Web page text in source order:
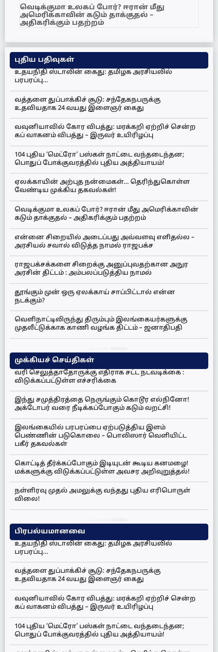
வெடிக்குமா உலகப் போர்? ஈரான் மீது
அமெரிக்காவின் கடும் தாக்குதல் –
அதிகரிக்கும் பதற்றம்
புதிய பதிவுகள்
உதயநிதி ஸ்டாலின் கைது: தமிழக அரசியலில்
பரபரப்பு…
வத்தளை துப்பாக்கிச் சூடு: சந்தேகநபருக்கு
உதவியதாக 24 வயது இளைஞர் கைது
வவுனியாவில் கோர விபத்து: மரக்கறி ஏற்றிச் சென்ற
கப் வாகனம் விபத்து – இருவர் உயிரிழப்பு
104 புதிய ‘மெட்ரோ’ பஸ்கள் நாட்டை வந்தடைந்தன;
பொதுப் போக்குவரத்தில் புதிய அத்தியாயம்!
ஏலக்காயின் அற்புத நன்மைகள்… தெரிந்துகொள்ள
வேண்டிய முக்கிய தகவல்கள்!
வெடிக்குமா உலகப் போர்? ஈரான் மீது அமெரிக்காவின்
கடும் தாக்குதல் – அதிகரிக்கும் பதற்றம்
என்னை சிறையில் அடைப்பது அவ்வளவு எளிதல்ல –
அரசியல் சவால் விடுத்த நாமல் ராஜபக்ச
ராஜபக்சக்களை சிறைக்கு அனுப்புவதற்கான அநுர
அரசின் திட்டம் : அம்பலப்படுத்திய நாமல்
தூங்கும் முன் ஒரு ஏலக்காய் சாப்பிட்டால் என்ன
நடக்கும்?
வெளிநாட்டிலிருந்து திரும்பும் இலங்கையர்களுக்கு
முதலீட்டுக்காக காணி வழங்க திட்டம் – ஜனாதிபதி
முக்கியச் செய்திகள்
வரி செலுத்தாதோருக்கு எதிராக சட்ட நடவடிக்கை :
விடுக்கப்பட்டுள்ள எச்சரிக்கை
இந்து சமுத்திரத்தை நெருங்கும் கொடூர எல்நினோ!
அக்டோபர் வரை நீடிக்கப்போகும் கடும் வறட்சி!
இலங்கையில் பரபரப்பை ஏற்படுத்திய இளம்
பெண்ணின் படுகொலை – பொலிஸார் வெளியிட்ட
பகீர் தகவல்கள்
கொட்டித் தீர்க்கப்போகும் இடியுடன் கூடிய கனமழை!
மக்களுக்கு விடுக்கப்பட்டுள்ள அவசர அறிவுறுத்தல்!
நள்ளிரவு முதல் அமலுக்கு வந்தது புதிய எரிபொருள்
விலை!
பிரபல்யமானவை
உதயநிதி ஸ்டாலின் கைது: தமிழக அரசியலில்
பரபரப்பு…
வத்தளை துப்பாக்கிச் சூடு: சந்தேகநபருக்கு
உதவியதாக 24 வயது இளைஞர் கைது
வவுனியாவில் கோர விபத்து: மரக்கறி ஏற்றிச் சென்ற
கப் வாகனம் விபத்து – இருவர் உயிரிழப்பு
104 புதிய ‘மெட்ரோ’ பஸ்கள் நாட்டை வந்தடைந்தன;
பொதுப் போக்குவரத்தில் புதிய அத்தியாயம்!